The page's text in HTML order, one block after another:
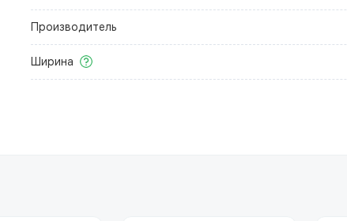
Производитель
Ширина